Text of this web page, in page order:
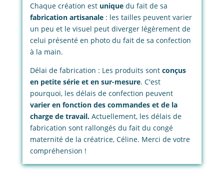
Chaque création est uniquedu fait de sa
fabrication artisanale: les tailles peuvent varier
un peu et le visuel peut diverger légèrement de
celui présenté en photo du fait de sa confection
à la main.
Délai de fabrication : Les produits sont conçus
en petite série et en sur-mesure. C'est
pourquoi, les délais de confection peuvent
varier en fonction des commandes et de la
charge de travail.Actuellement, les délais de
fabrication sont rallongés du fait du congé
maternité de la créatrice, Céline. Merci de votre
compréhension !